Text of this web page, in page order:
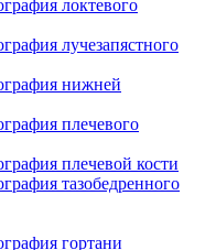
локтевого
лучезапястного
нижней
плечевого
плечевой кости
тазобедренного
гортани